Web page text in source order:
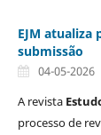
EJM
submissão
04-05-2026
A revista
processo de